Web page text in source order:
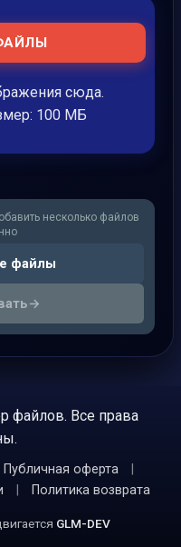
сюда.
100 МБ
файлы
несколько файлов
→
файлов. Все права
Публичная оферта
Политика возврата
GLM-DEV